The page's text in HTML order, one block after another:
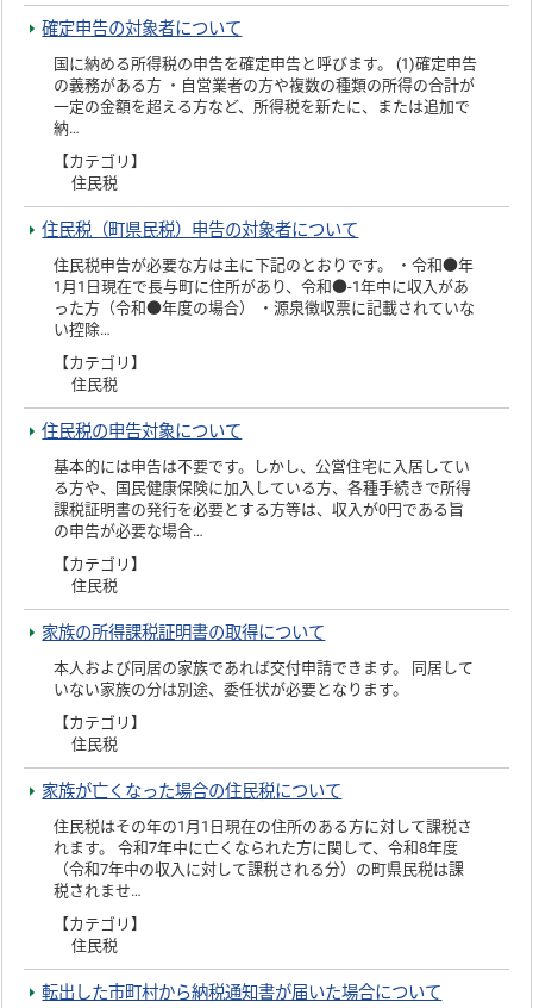
確定申告の対象者について
国に納める所得税の申告を確定申告と呼びます。 (1)確定申告
の義務がある方 ・自営業者の方や複数の種類の所得の合計が
一定の金額を超える方など、所得税を新たに、または追加で
納…
【カテゴリ】
住民税
住民税（町県民税）申告の対象者について
住民税申告が必要な方は主に下記のとおりです。 ・令和●年
1月1日現在で長与町に住所があり、令和●-1年中に収入があ
った方（令和●年度の場合） ・源泉徴収票に記載されていな
い控除…
【カテゴリ】
住民税
住民税の申告対象について
基本的には申告は不要です。しかし、公営住宅に入居してい
る方や、国民健康保険に加入している方、各種手続きで所得
課税証明書の発行を必要とする方等は、収入が0円である旨
の申告が必要な場合…
【カテゴリ】
住民税
家族の所得課税証明書の取得について
本人および同居の家族であれば交付申請できます。 同居して
いない家族の分は別途、委任状が必要となります。
【カテゴリ】
住民税
家族が亡くなった場合の住民税について
住民税はその年の1月1日現在の住所のある方に対して課税さ
れます。 令和7年中に亡くなられた方に関して、令和8年度
（令和7年中の収入に対して課税される分）の町県民税は課
税されませ…
【カテゴリ】
住民税
転出した市町村から納税通知書が届いた場合について